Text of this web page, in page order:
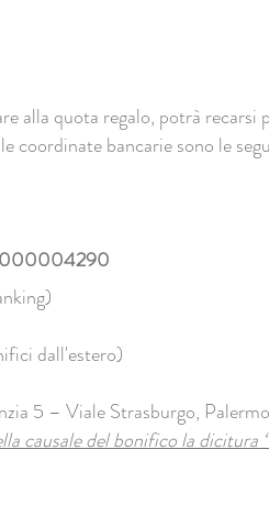
alla quota regalo, potrà
coordinate bancarie sono le
dall'estero)
5 – Viale Strasburgo, Palermo
causale del bonifico la dicitura